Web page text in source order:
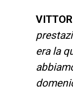
era la